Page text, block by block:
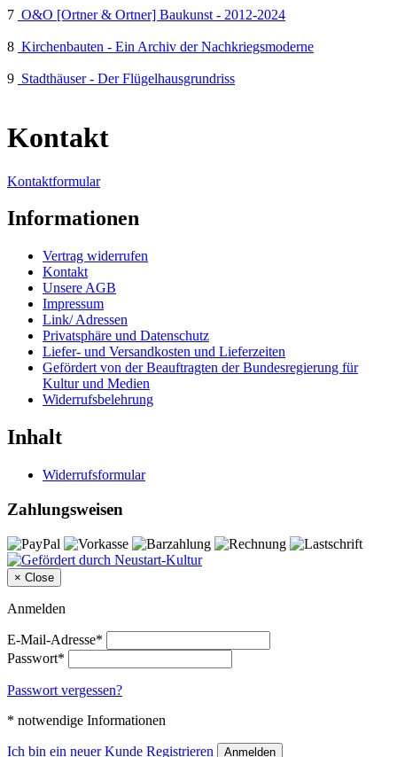
7 O&O [Ortner & Ortner] Baukunst - 2012-2024
8 Kirchenbauten - Ein Archiv der Nachkriegsmoderne
9 Stadthäuser - Der Flügelhausgrundriss
Kontakt
Kontaktformular
Informationen
Vertrag widerrufen
Kontakt
Unsere AGB
Impressum
Link/ Adressen
Privatsphäre und Datenschutz
Liefer- und Versandkosten und Lieferzeiten
Gefördert von der Beauftragten der Bundesregierung für
Kultur und Medien
Widerrufsbelehrung
Inhalt
Widerrufsformular
Zahlungsweisen
× Close
Anmelden
E-Mail-Adresse*
Passwort*
Passwort vergessen?
* notwendige Informationen
Ich bin ein neuer Kunde Registrieren Anmelden